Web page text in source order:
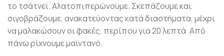
το τσάτνεϊ. Αλατοπιπερώνουμε. Σκεπάζουμε και
σιγοβράζουμε, ανακατεύοντας κατά διαστήματα, μέχρι
να μαλακώσουν οι φακές, περίπου για 20 λεπτά. Από
πάνω ρίχνουμε μαϊντανό.